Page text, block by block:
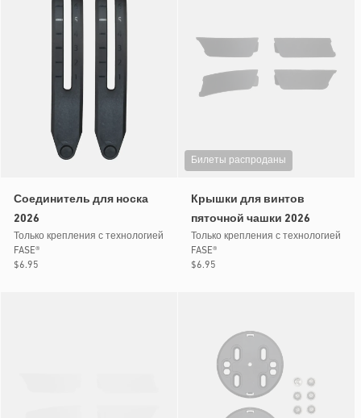
Соединитель для носка
2026
Только крепления с технологией
FASE®
Обычная
$6.95
Билеты распроданы
Крышки для винтов
пяточной чашки 2026
Только крепления с технологией
FASE®
Обычная
$6.95